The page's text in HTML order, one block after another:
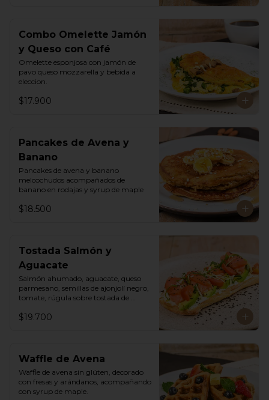
Combo Omelette Jamón
y Queso con Café
Omelette esponjosa con jamón de
pavo queso mozzarella y bebida a
eleccion.
$17.900
Pancakes de Avena y
Banano
Pancakes de avena y banano
melcochudos acompañados de
banano en rodajas y syrup de maple
$18.500
Tostada Salmón y
Aguacate
Salmón ahumado, aguacate, queso
parmesano, semillas de ajonjolí negro,
tomate, rúgula sobre tostada de
$19.700
Waffle de Avena
Waffle de avena sin glúten, decorado
con fresas y arándanos, acompañando
con syrup de maple.